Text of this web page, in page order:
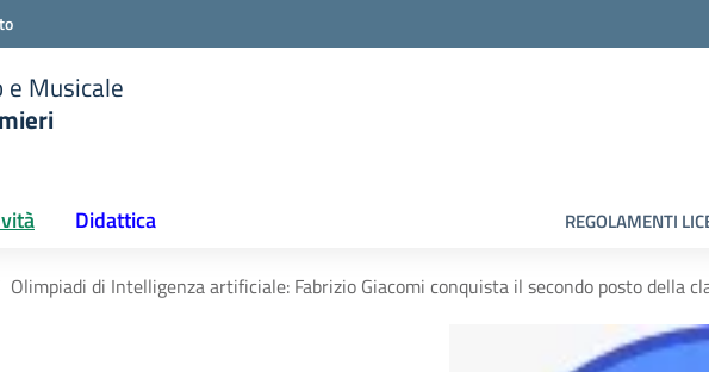
e Musicale
Didattica REGOLAMENTI
Olimpiadi di Intelligenza artificiale: Fabrizio Giacomi conquista il secondo posto della